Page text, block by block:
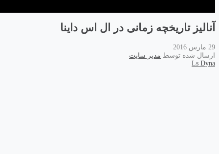
آنالیز تاریخچه زمانی در ال اس داینا
29 مارس 2016
ارسال شده توسط مدیر سایت
Ls Dyna